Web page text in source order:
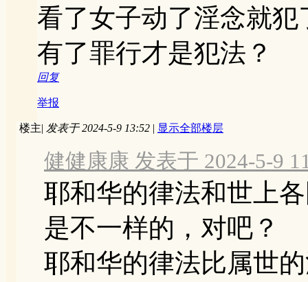
看了女子动了淫念就
有了罪行才是犯法？
回复
举报
楼主| 发表于 2024-5-9 13:52 | 显示全部楼层
健健康康 发表于 2024-5-9
耶和华的律法和世上
是不一样的，对吧？
耶和华的律法比属世